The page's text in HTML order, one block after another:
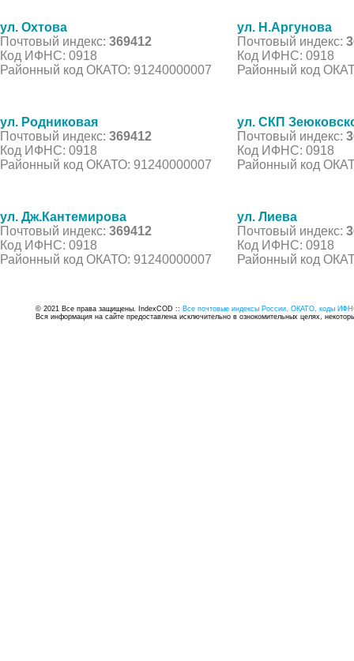
ул. Охтова
Почтовый индекс: 369412
Код ИФНС: 0918
Районный код ОКАТО: 91240000007
ул. Н.Аргунова
Почтовый индекс:
Код ИФНС: 0918
Районный код
ул. Родниковая
Почтовый индекс: 369412
Код ИФНС: 0918
Районный код ОКАТО: 91240000007
ул. СКП
Почтовый индекс:
Код ИФНС: 0918
Районный код
ул. Дж.Кантемирова
Почтовый индекс: 369412
Код ИФНС: 0918
Районный код ОКАТО: 91240000007
ул. Лиева
Почтовый индекс:
Код ИФНС: 0918
Районный код
© 2021 Все права защищены. IndexCOD :: Все почтовые индексы России, ОКАТО, коды
Вся информация на сайте предоставлена исключительно в ознокомительных целях,